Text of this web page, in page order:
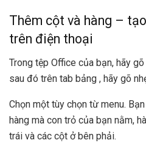
Thêm cột và hàng –
trên điện thoại
Trong tệp Office của bạn, hãy
sau đó trên tab bảng , hãy gõ
Chọn một tùy chọn từ menu.
hàng mà con trỏ của bạn nằm,
trái và các cột ở bên phải.